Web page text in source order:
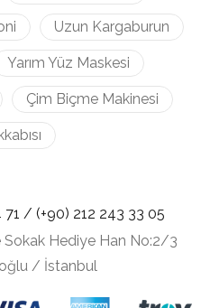
Uzun Kargaburun
Yarım Yüz Maskesi
Çim Biçme Makinesi
71 / (+90) 212 243 33 05
Hediye Han No:2/3
/ İstanbul